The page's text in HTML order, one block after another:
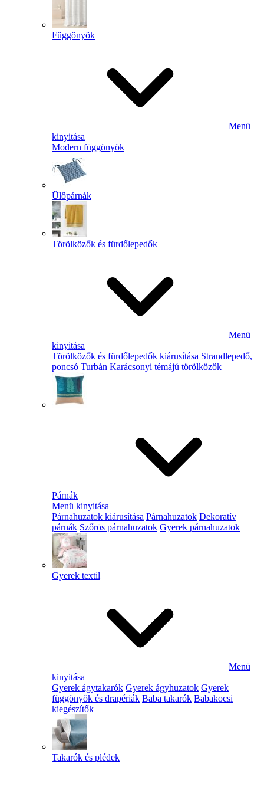
Függönyök
Menü
kinyitása
Modern függönyök
Ülőpárnák
Törölközők és fürdőlepedők
Menü
kinyitása
Törölközők és fürdőlepedők kiárusítása Strandlepedő,
poncsó Turbán Karácsonyi témájú törölközők
Párnák
Menü kinyitása
Párnahuzatok kiárusítása Párnahuzatok Dekoratív
párnák Szőrös párnahuzatok Gyerek párnahuzatok
Gyerek textil
Menü
kinyitása
Gyerek ágytakarók Gyerek ágyhuzatok Gyerek
függönyök és drapériák Baba takarók Babakocsi
kiegészítők
Takarók és plédek